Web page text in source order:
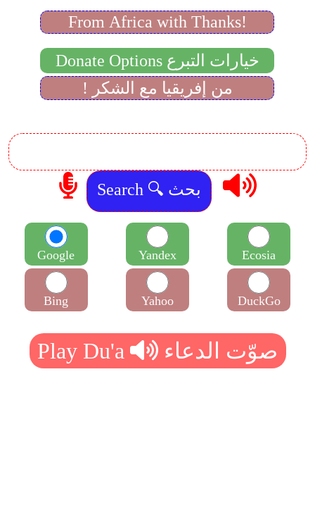
From Africa with Thanks!
Donate Options خيارات التبرع
! من إفريقيا مع الشكر
Google
Bing
Yandex
Yahoo
Ecosia
DuckGo